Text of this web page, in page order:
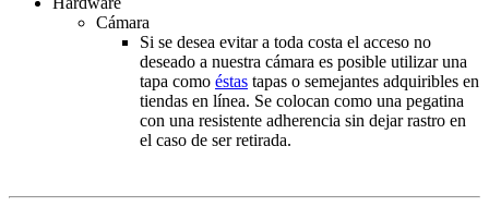
Cámara
Si se desea evitar a toda costa el acceso no
deseado a nuestra cámara es posible utilizar una
tapa como éstas tapas o semejantes adquiribles en
tiendas en línea. Se colocan como una pegatina
con una resistente adherencia sin dejar rastro en
el caso de ser retirada.